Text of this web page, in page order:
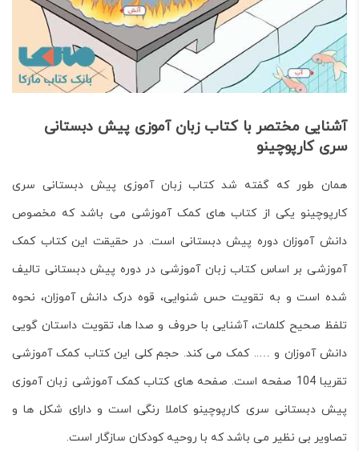
آشنایی مختصر با کتاب زبان آموزی پیش دبستانی
سری کارپوچینو
همان طور که گفته شد کتاب زبان آموزی پیش دبستانی سری
کارپوچینو یکی از کتاب های کمک آموزشی می باشد که مخصوص
دانش آموزان دوره پیش دبستانی است. در حقیقت این کتاب کمک
آموزشی بر اساس کتاب زبان آموزشی در دوره پیش دبستانی تالیف
شده است و به تقویت حس شنوایی، قوه درک دانش آموزان، نحوه
تلفظ صحیح کلمات، آشنایی با حروف و صدا ها، تقویت داستان گویی
دانش آموزان و ….. کمک می کند. حجم کلی این کتاب کمک آموزشی
تقریبا 104 صفحه است. صفحه های کتاب کمک آموزشی زبان آموزی
پیش دبستانی سری کارپوچینو کاملا رنگی است و دارای شکل ها و
تصاویر بی نظیر می باشد که با روحیه کودکان سازگار است.